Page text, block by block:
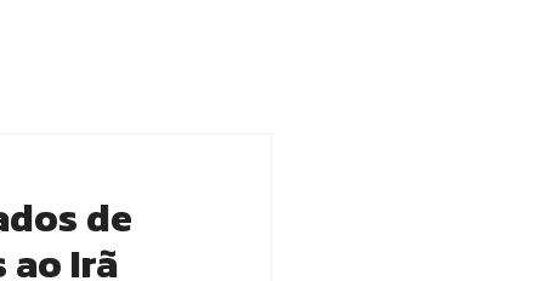
de
ao Irã